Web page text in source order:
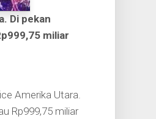
Di pekan
miliar
Amerika Utara.
Rp999,75 miliar